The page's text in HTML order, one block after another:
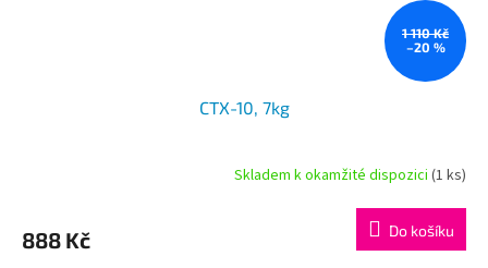
1 110 Kč
–20 %
CTX-10, 7kg
Skladem k okamžité dispozici (1 ks)
888 Kč Do košíku